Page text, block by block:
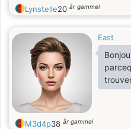
Lynstelle20 år gammel
East
M3d4p38 år gammel